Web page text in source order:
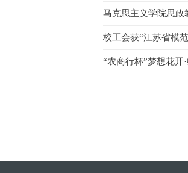
马克思主义学院思政
校工会获“江苏省模
“农商行杯”梦想花